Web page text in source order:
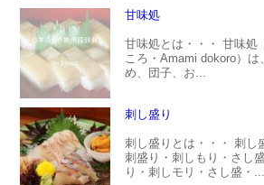
甘味処
甘味処とは・・・ 甘味処
ころ・Amami dokoro）は
め、団子、お...
刺し盛り
刺し盛りとは・・・ 刺し
刺盛り・刺しもり・さし
り・刺しモリ・さし盛・...